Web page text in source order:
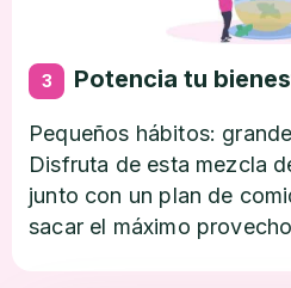
3 Potencia tu
Pequeños hábitos:
Disfruta de esta mezcla
junto con un plan de
sacar el máximo